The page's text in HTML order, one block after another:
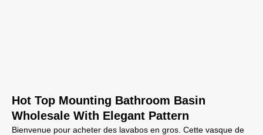
Hot Top Mounting Bathroom Basin
Wholesale With Elegant Pattern
Bienvenue pour acheter des lavabos en gros. Cette vasque de